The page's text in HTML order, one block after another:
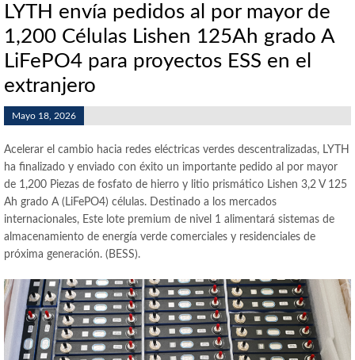
LYTH envía pedidos al por mayor de
1,200 Células Lishen 125Ah grado A
LiFePO4 para proyectos ESS en el
extranjero
Mayo 18, 2026
Acelerar el cambio hacia redes eléctricas verdes descentralizadas, LYTH
ha finalizado y enviado con éxito un importante pedido al por mayor
de 1,200 Piezas de fosfato de hierro y litio prismático Lishen 3,2 V 125
Ah grado A (LiFePO4) células. Destinado a los mercados
internacionales, Este lote premium de nivel 1 alimentará sistemas de
almacenamiento de energía verde comerciales y residenciales de
próxima generación. (BESS).